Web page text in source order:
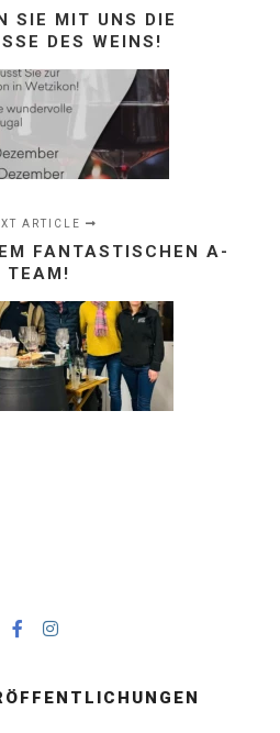
SIE MIT UNS DIE
DES WEINS!
ARTICLE
FANTASTISCHEN A-
TEAM!